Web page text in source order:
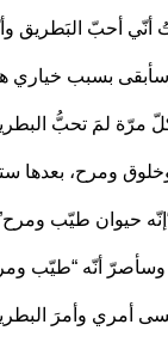
البَطريق وأنّه
بسبب خياري هذا
لمَ تحبُّ البطريق؟
بعدها
طيّب ومرح”،
أنّه “طيّب ومرح”
وأمرَ البطريق،